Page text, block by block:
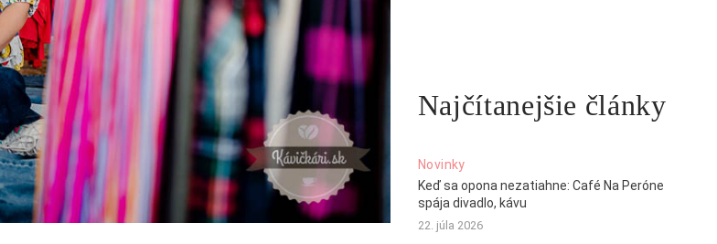
Najčítanejšie články
Novinky
Keď sa opona nezatiahne: Café Na Peróne
spája divadlo, kávu
22. júla 2026